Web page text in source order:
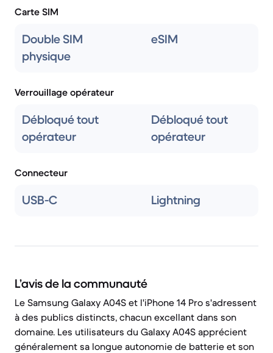
Carte SIM
Double SIM
physique
eSIM
Verrouillage opérateur
Débloqué tout
opérateur
Débloqué tout
opérateur
Connecteur
USB-C Lightning
L’avis de la communauté
Le Samsung Galaxy A04S et l'iPhone 14 Pro s'adressent
à des publics distincts, chacun excellant dans son
domaine. Les utilisateurs du Galaxy A04S apprécient
généralement sa longue autonomie de batterie et son